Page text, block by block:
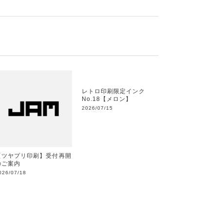
ツヤプリ印刷】受付再開
ご案内
07/18
レトロ印刷限定インク
No.18【メロン】
2026/07/15